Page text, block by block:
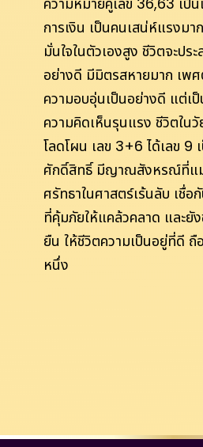
การเงิน เป็นคนเสน่ห์แรงมา
มั่นใจในตัวเองสูง ชีวิตจะปร
อย่างดี มีมิตรสหายมาก เพศ
ความอบอุ่นเป็นอย่างดี แต่เ
ความคิดเห็นรุนแรง ชีวิตใน
โลดโผน เลข 3+6 ได้เลข 9
ศักดิ์สิทธิ์ มีญาณสังหรณ์ที่แม่
ศรัทธาในศาสตร์เร้นลับ เชื่อ
ที่คุ้มภัยให้แคล้วคลาด และยั
ยืน ให้ชีวิตความเป็นอยู่ที่ดี ถื
หนึ่ง